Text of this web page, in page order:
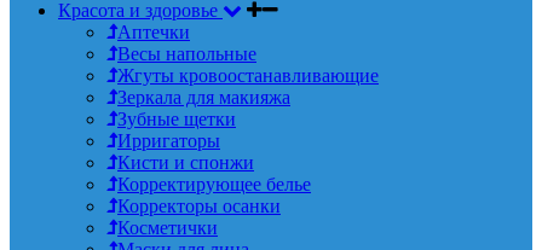
Красота и здоровье
Аптечки
Весы напольные
Жгуты кровоостанавливающие
Зеркала для макияжа
Зубные щетки
Ирригаторы
Кисти и спонжи
Корректирующее белье
Корректоры осанки
Косметички